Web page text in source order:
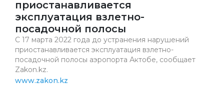
приостанавливается
эксплуатация взлетно-
посадочной полосы
С 17 марта 2022 года до устранения нарушений
приостанавливается эксплуатация взлетно-
посадочной полосы аэропорта Актобе, сообщает
Zakon.kz.
www.zakon.kz